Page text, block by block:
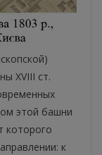
XVIII ст.
этой башни
которого
к